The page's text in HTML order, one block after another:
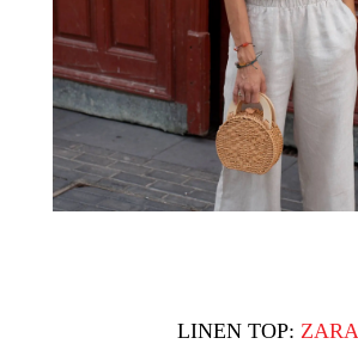
LINEN TOP: ZARA